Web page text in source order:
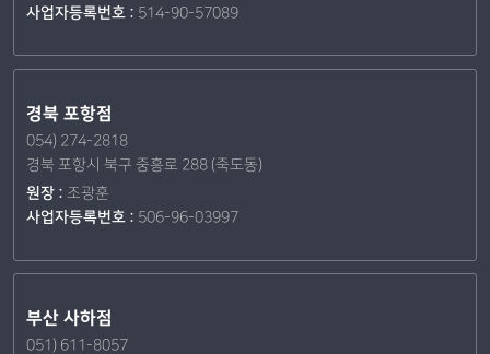
사업자등록번호 : 514-90-57089
경북 포항점
054) 274-2818
경북 포항시 북구 중흥로 288 (죽도동)
원장 :조광훈
사업자등록번호 : 506-96-03997
부산 사하점
051) 611-8057